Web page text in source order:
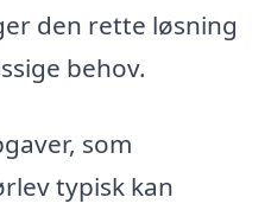
den rette løsning
behov.
som
typisk kan